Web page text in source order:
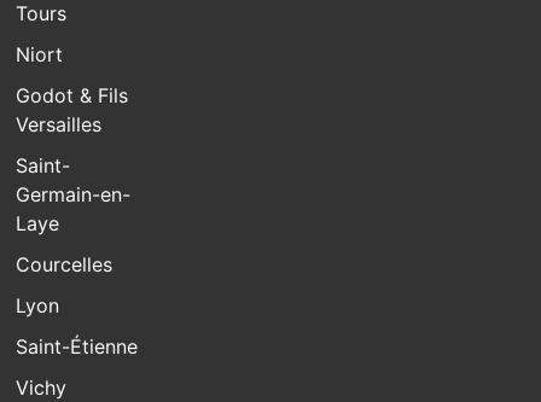
Tours
Niort
Godot & Fils
Versailles
Saint-
Germain-en-
Laye
Courcelles
Lyon
Saint-Étienne
Vichy